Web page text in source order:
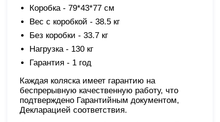
Коробка - 79*43*77 см
Вес с коробкой - 38.5 кг
Без коробки - 33.7 кг
Нагрузка - 130 кг
Гарантия - 1 год
Каждая коляска имеет гарантию на
беспрерывную качественную работу, что
подтверждено Гарантийным документом,
Декларацией соответствия.